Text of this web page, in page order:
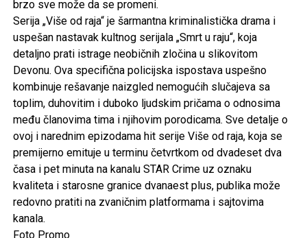
Pored napetih istraga i dinamičnih akcija, treća sezona
snažnije nego ranije razvija odnose među junacima,
pokazujući da je najveća snaga ovog međunarodnog tima
upravo sposobnost da ostanu zajedno kada su ulozi
najveći. Spoj australijskog okruženja, savremenih
kriminalističkih slučajeva i prepoznatljivog duha NCIS
franšize čini ovu sezonu najambicioznijom do sada,
potvrđujući da se najteže bitke često vode daleko od očiju
javnosti.
Foto Promo